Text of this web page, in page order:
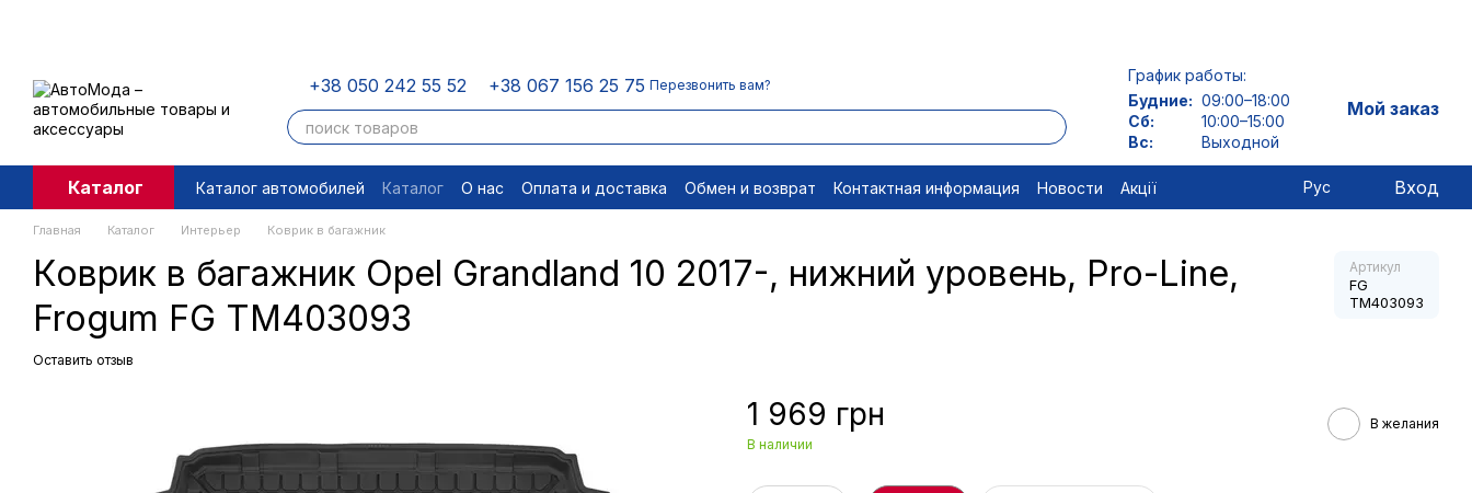
+38 050 242 55 52 +38 067 156 25 75 Перезвонить вам?
График работы:
Будние: 09:00–18:00
Сб:
10:00–15:00
Вс:
Выходной
Мой заказ
Каталог Каталог автомобилей Каталог О нас Оплата и доставка Обмен и возврат Контактная информация Новости
Акції
Пользовательское соглашение
Правовые документы Отписаться
Рус Вход
Главная Каталог Интерьер Коврик в багажник
Коврик в багажник Opel Grandland 10 2017-, нижний уровень, Pro-Line,
Frogum FG TM403093
Артикул
FG
TM403093
Оставить отзыв
1 969 грн
В наличии
В желания